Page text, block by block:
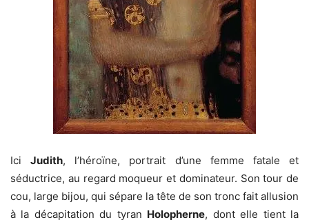
IciJudith, l’héroïne, portrait d’une femme fatale et
séductrice, au regard moqueur et dominateur. Son tour de
cou, large bijou, qui sépare la tête de son tronc fait allusion
à la décapitation du tyran Holopherne, dont elle tient la